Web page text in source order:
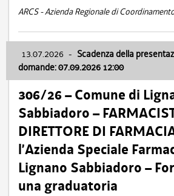
ARCS - Azienda Regionale di
13.07.2026 - Scadenza della
domande: 07.09.2026 12:00
306/26 – Comune di
Sabbiadoro –
DIRETTORE DI
l’Azienda Speciale
Lignano Sabbiadoro –
una graduatoria